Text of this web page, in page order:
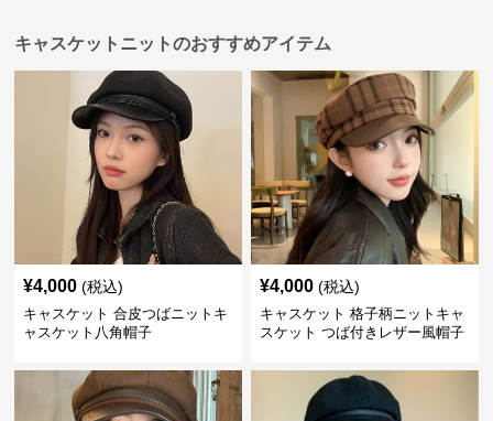
キャスケットニットのおすすめアイテム
¥4,000 (税込)
キャスケット 合皮つばニットキ
ャスケット八角帽子
¥4,000 (税込)
キャスケット 格子柄ニットキャ
スケット つば付きレザー風帽子